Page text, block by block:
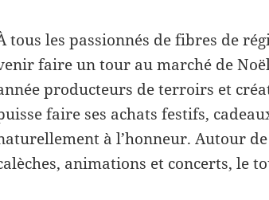
tous les passionnés de fibres de
faire un tour au marché de
producteurs de terroirs et
faire ses achats festifs,
à l’honneur. Autour
animations et concerts, le